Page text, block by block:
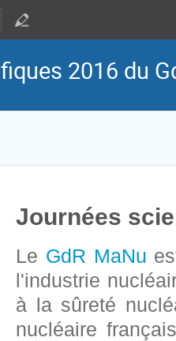
2016 du
Journées
Le GdR MaNu
l'industrie
à la sûreté
nucléaire